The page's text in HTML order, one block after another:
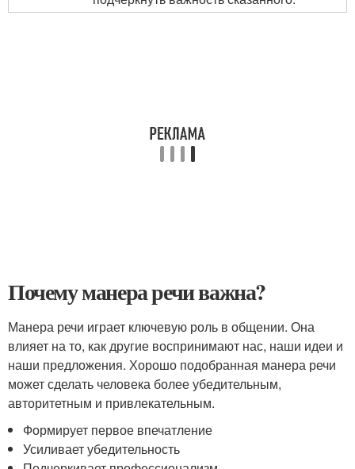
Почему манера речи важна?
Манера речи играет ключевую роль в общении. Она
влияет на то, как другие воспринимают нас, наши идеи и
наши предложения. Хорошо подобранная манера речи
может сделать человека более убедительным,
авторитетным и привлекательным.
Формирует первое впечатление
Усиливает убедительность